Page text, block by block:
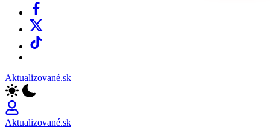
Facebook
X
TikTok
Aktualizované.sk
Aktualizované.sk